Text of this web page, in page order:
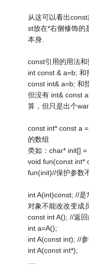
从这可以看出
st放在*右侧修饰的
本身.
const引用的用法
int const & a=b; 和
const int& a=b; 和
但没有 int& const
算，但只是出个
const int* const a
的数组
类如：char* init[]
void fun(const int*
fun(init)//保护参数
int A(int)const; //是
对象不能改改变成
const int A(); //返
int a=A();
int A(const int); //
int A(const int*);
....